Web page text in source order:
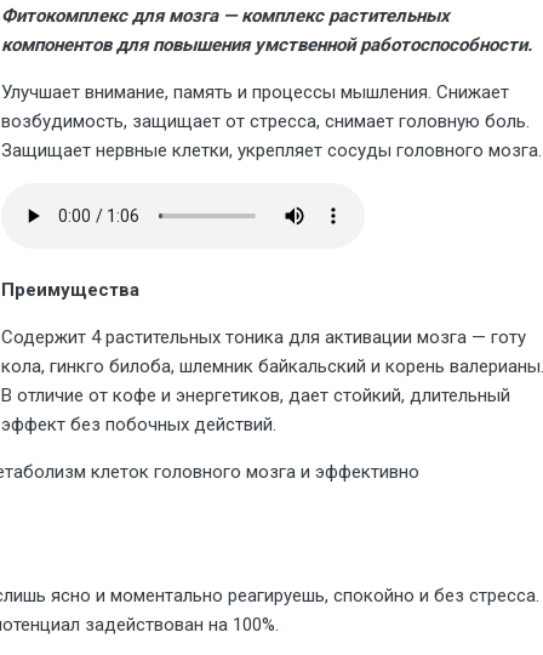
Фитокомплекс для мозга — комплекс растительных
компонентов для повышения умственной работоспособности.
Улучшает внимание, память и процессы мышления. Снижает
возбудимость, защищает от стресса, снимает головную боль.
Защищает нервные клетки, укрепляет сосуды головного мозга.
Преимущества
Содержит 4 растительных тоника для активации мозга — готу
кола, гинкго билоба, шлемник байкальский и корень валерианы.
В отличие от кофе и энергетиков, дает стойкий, длительный
эффект без побочных действий.
клеток головного мозга и эффективно
ясно и моментально реагируешь, спокойно и без стресса.
задействован на 100%.